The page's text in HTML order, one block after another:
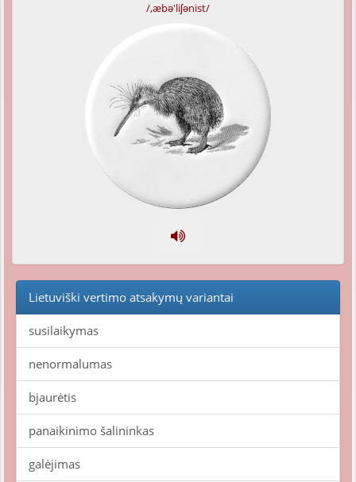
/,æbə'liʃənist/
Lietuviški vertimo atsakymų variantai
susilaikymas
nenormalumas
bjaurėtis
panaikinimo šalininkas
galėjimas